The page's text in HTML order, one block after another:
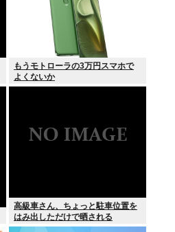
もうモトローラの3万円スマホで
よくないか
高級車さん、ちょっと駐車位置を
はみ出しただけで晒される
wwwWwwWWw